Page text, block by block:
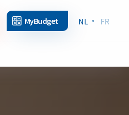
MyBudget NL FR